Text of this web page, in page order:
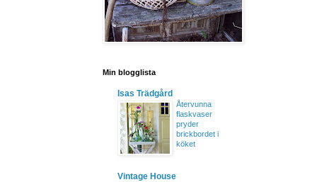
Min blogglista
Isas Trädgård
Återvunna
flaskvaser
pryder
brickbordet i
köket
Vintage House